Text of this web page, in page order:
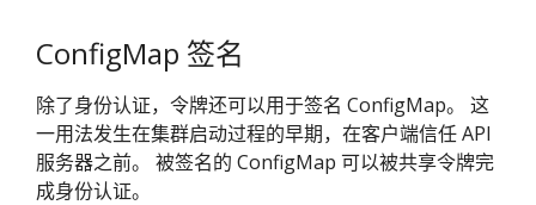
ConfigMap 签名
除了身份认证，令牌还可以用于签名 ConfigMap。 这
一用法发生在集群启动过程的早期，在客户端信任 API
服务器之前。 被签名的 ConfigMap 可以被共享令牌完
成身份认证。